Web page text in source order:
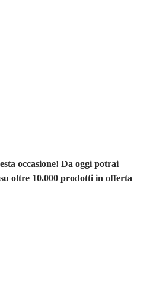
occasione! Da oggi potrai
oltre 10.000 prodotti in offerta